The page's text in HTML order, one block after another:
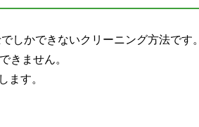
しかできないクリーニング方法です。
きません。
ます。